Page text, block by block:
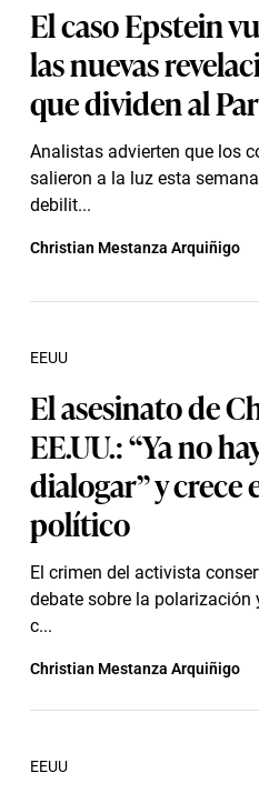
El caso Epstein
las nuevas
que dividen al
Analistas advierten que los
salieron a la luz esta
debilit...
Christian Mestanza Arquiñigo
El asesinato de
EE.UU.: “Ya no
dialogar” y crece
político
El crimen del activista
debate sobre la polarización
c...
EEUU
Christian Mestanza Arquiñigo
EEUU